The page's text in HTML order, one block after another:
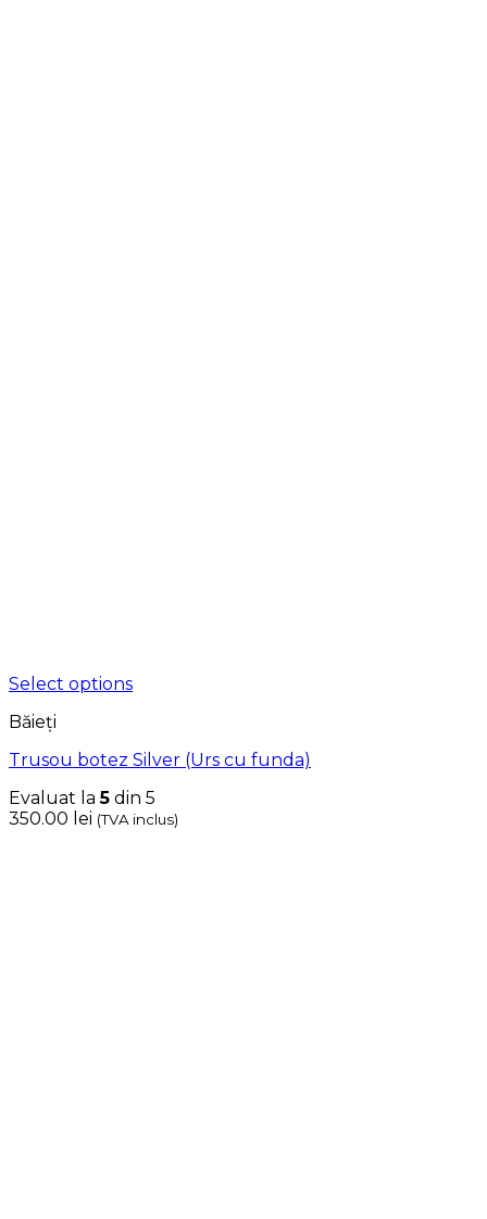
Select options
Băieți
Trusou botez Silver (Urs cu funda)
Evaluat la5 din 5
350.00 lei (TVA inclus)